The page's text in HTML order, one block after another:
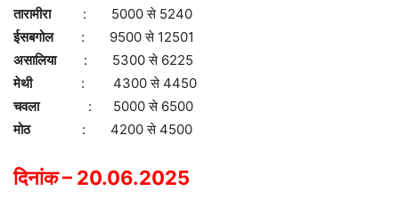
तारामीरा: 5000 से 5240
ईसबगोल
: 9500 से 12501
असालिया : 5300 से 6225
मेथी : 4300 से 4450
चवला : 5000 से 6500
मोठ
: 4200 से 4500
दिनांक – 20.06.2025